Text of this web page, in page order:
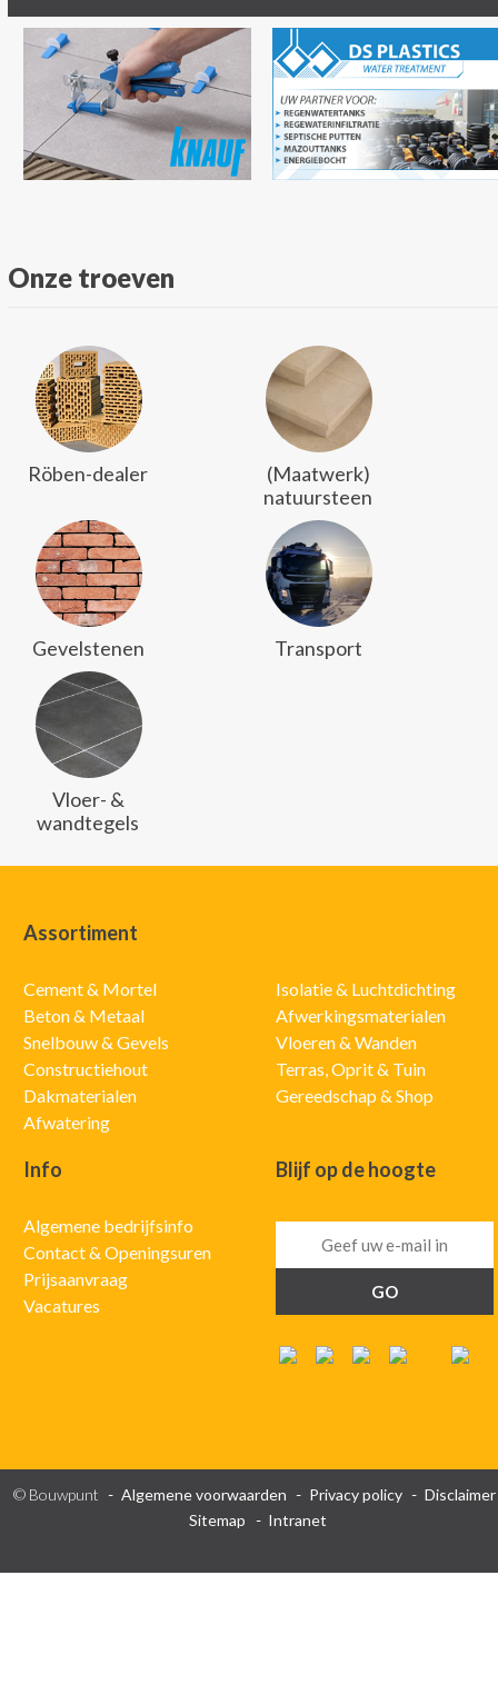
Onze troeven
Röben-dealer
(Maatwerk)
natuursteen
Gevelstenen Transport
Vloer- &
wandtegels
Assortiment
Cement & Mortel
Beton & Metaal
Snelbouw & Gevels
Constructiehout
Dakmaterialen
Afwatering
Isolatie & Luchtdichting
Afwerkingsmaterialen
Vloeren & Wanden
Terras, Oprit & Tuin
Gereedschap & Shop
Info
Algemene bedrijfsinfo
Contact & Openingsuren
Prijsaanvraag
Vacatures
Blijf op de hoogte
© Bouwpunt Algemene voorwaarden Privacy policy
Disclaimer
Sitemap
Intranet